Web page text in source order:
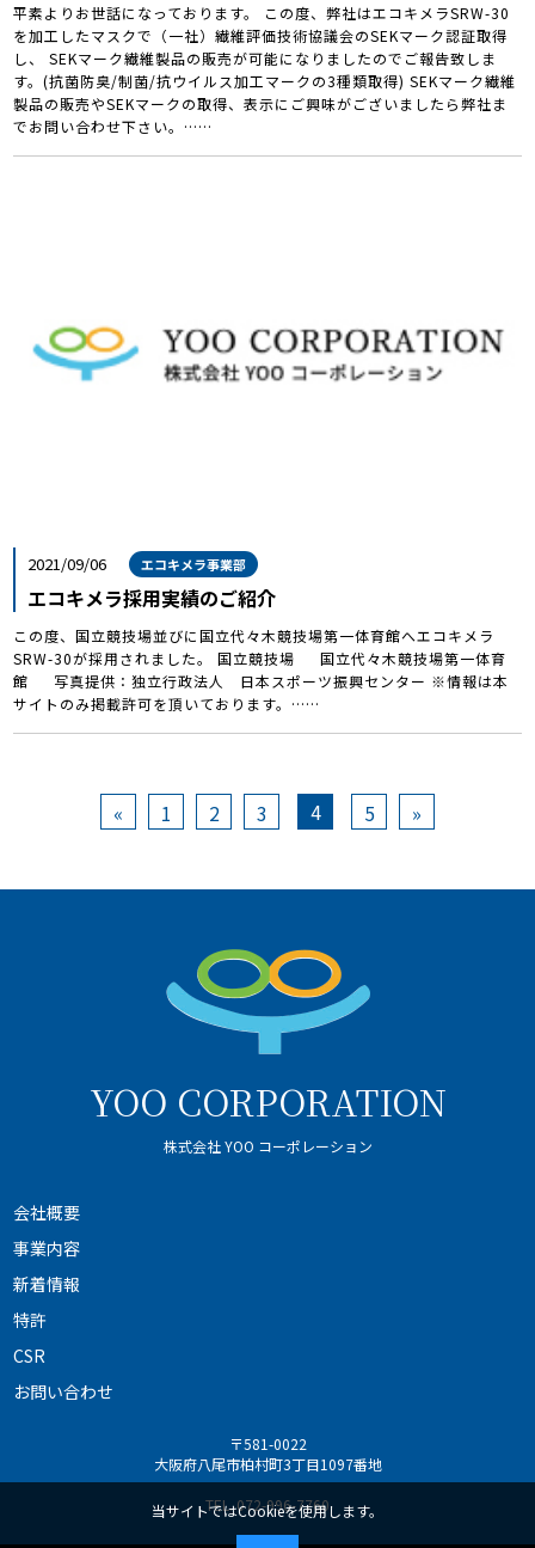
平素よりお世話になっております。 この度、弊社はエコキメラSRW-30
を加工したマスクで（一社）繊維評価技術協議会のSEKマーク認証取得
し、 SEKマーク繊維製品の販売が可能になりましたのでご報告致しま
す。(抗菌防臭/制菌/抗ウイルス加工マークの3種類取得) SEKマーク繊維
製品の販売やSEKマークの取得、表示にご興味がございましたら弊社ま
でお問い合わせ下さい。……
2021/09/06 エコキメラ事業部
エコキメラ採用実績のご紹介
この度、国立競技場並びに国立代々木競技場第一体育館へエコキメラ
SRW-30が採用されました。 国立競技場 国立代々木競技場第一体育
館 写真提供：独立行政法人 日本スポーツ振興センター ※情報は本
サイトのみ掲載許可を頂いております。……
« 1 2 3 4 5 »
YOO CORPORATION
株式会社 YOO コーポレーション
会社概要
事業内容
新着情報
特許
CSR
お問い合わせ
〒581-0022
大阪府八尾市柏村町3丁目1097番地
TEL.072-996-7760
当サイトではCookieを使用します。